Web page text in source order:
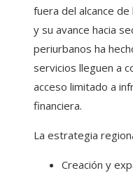
fuera del alcance de
y su avance hacia
periurbanos ha
servicios lleguen a
acceso limitado a
financiera.
La estrategia
Creación y